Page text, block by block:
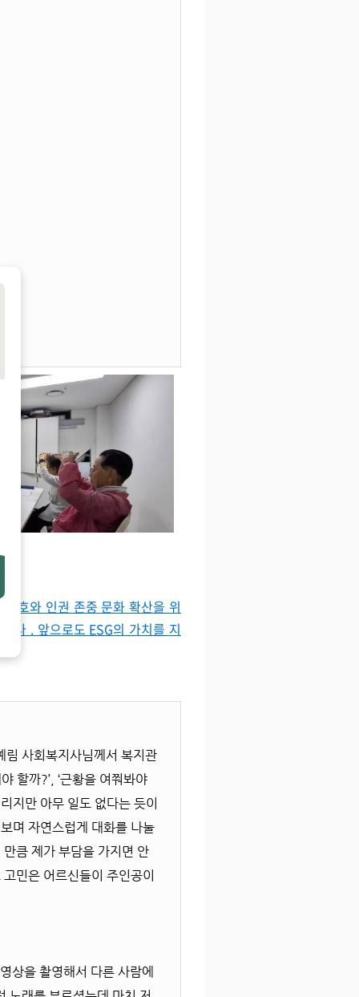
보호와 인권 존중 문화 확산을 위
다 . 앞으로도 ESG의 가치를 지
림 사회복지사님께서 복지관
할까?’, ‘근황을 여쭤봐야
지만 아무 일도 없다는 듯이
며 자연스럽게 대화를 나눌
큼 제가 부담을 가지면 안
민은 어르신들이 주인공이
상을 촬영해서 다른 사람에